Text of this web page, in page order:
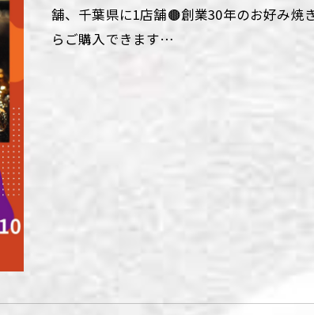
舗、千葉県に1店舗🟤創業30年のお好み
らご購入できます…